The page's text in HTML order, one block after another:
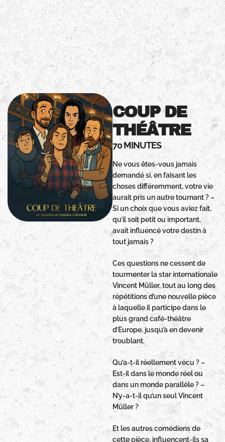
COUP DE
THÉÂTRE
70 MINUTES
Ne vous êtes-vous jamais
demandé si, en faisant les
choses différemment, votre vie
aurait pris un autre tournant ? –
Si un choix que vous aviez fait,
qu’il soit petit ou important,
avait influencé votre destin à
tout jamais ?
Ces questions ne cessent de
tourmenter la star internationale
Vincent Müller, tout au long des
répétitions d’une nouvelle pièce
à laquelle il participe dans le
plus grand café-théâtre
d’Europe, jusqu’à en devenir
troublant.
Qu’a-t-il réellement vécu ? –
Est-il dans le monde réel ou
dans un monde parallèle ? –
N’y-a-t-il qu’un seul Vincent
Müller ?
Et les autres comédiens de
cette pièce, influencent-ils sa